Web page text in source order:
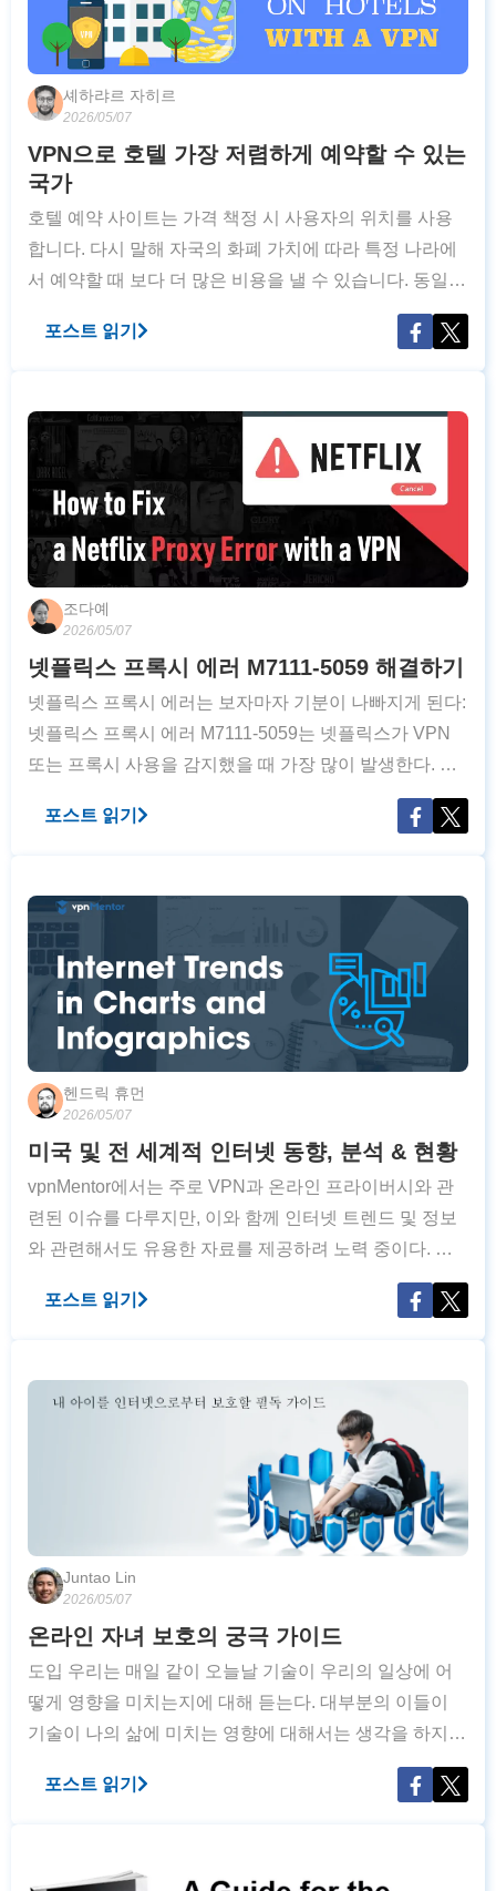
셰하랴르 자히르
2026/05/07
VPN으로 호텔 가장 저렴하게 예약할 수 있는
국가
호텔 예약 사이트는 가격 책정 시 사용자의 위치를 사용
합니다. 다시 말해 자국의 화폐 가치에 따라 특정 나라에
서 예약할 때 보다 더 많은 비용을 낼 수 있습니다. 동일한
연결 네트워크에서 특정 예약 사이트를 여러 번 방문하기
만 해도 가격이 오를 수 있습니다. VPN은 호텔 가격이 저
포스트 읽기
조다예
2026/05/07
넷플릭스 프록시 에러 M7111-5059 해결하기
넷플릭스 프록시 에러는 보자마자 기분이 나빠지게 된다:
넷플릭스 프록시 에러 M7111-5059는 넷플릭스가 VPN
또는 프록시 사용을 감지했을 때 가장 많이 발생한다. 만
약 이 오류를 자주 마주했다면 보고 싶었던 콘텐츠를 비
로소 시청하게 될 때까지 몇 시간 동안 서버를 변경하고
포스트 읽기
헨드릭 휴먼
2026/05/07
미국 및 전 세계적 인터넷 동향, 분석 & 현황
vpnMentor에서는 주로 VPN과 온라인 프라이버시와 관
련된 이슈를 다루지만, 이와 함께 인터넷 트렌드 및 정보
와 관련해서도 유용한 자료를 제공하려 노력 중이다. 그
리고 각고의 노력 끝에 vpnMentor는 사용자에 다양한 유
형의 차트를 제공하는 가장 신뢰할 수 있는 연구 사이트
포스트 읽기
Juntao Lin
2026/05/07
온라인 자녀 보호의 궁극 가이드
도입 우리는 매일 같이 오늘날 기술이 우리의 일상에 어
떻게 영향을 미치는지에 대해 듣는다. 대부분의 이들이
기술이 나의 삶에 미치는 영향에 대해서는 생각을 하지
만, 많은 이들이 이 기술이 우리의 아이들에게 영향을 주
는지에 대해 그리 심각하게 고민하지 않는 듯하다. 85%
포스트 읽기